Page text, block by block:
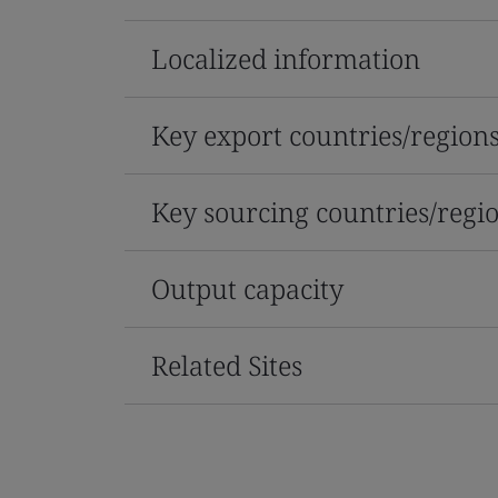
Localized information
Key export countries/
Key sourcing countries/
Output capacity
Related Sites